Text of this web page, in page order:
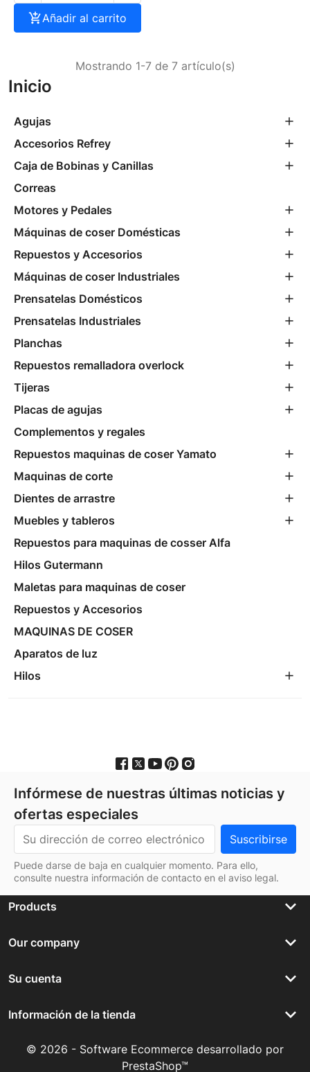
Inicio
Agujas
Accesorios Refrey
Caja de Bobinas y Canillas
Correas
Motores y Pedales
Máquinas de coser Domésticas
Repuestos y Accesorios
Máquinas de coser Industriales
Prensatelas Domésticos
Prensatelas Industriales
Planchas
Repuestos remalladora overlock
Tijeras
Placas de agujas
Complementos y regales
Repuestos maquinas de coser Yamato
Maquinas de corte
Dientes de arrastre
Muebles y tableros
Repuestos para maquinas de cosser Alfa
Hilos Gutermann
Maletas para maquinas de coser
Repuestos y Accesorios
MAQUINAS DE COSER
Aparatos de luz
Hilos
Añadir al carrito
Mostrando 1-7 de 7 artículo(s)
Infórmese de nuestras últimas noticias y
ofertas especiales
Puede darse de baja en cualquier momento. Para ello,
consulte nuestra información de contacto en el aviso legal.
Products keyboard_arrow_down
Our company keyboard_arrow_down
Su cuenta keyboard_arrow_down
Información de la tienda keyboard_arrow_down
© 2026 - Software Ecommerce desarrollado por
PrestaShop™